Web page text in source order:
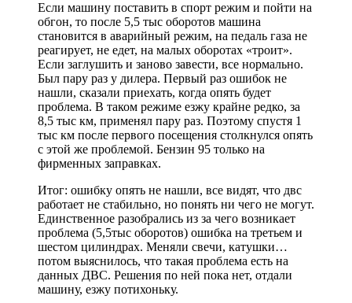
Если машину поставить в спорт режим и пойти на
обгон, то после 5,5 тыс оборотов машина
становится в аварийный режим, на педаль газа не
реагирует, не едет, на малых оборотах «троит».
Если заглушить и заново завести, все нормально.
Был пару раз у дилера. Первый раз ошибок не
нашли, сказали приехать, когда опять будет
проблема. В таком режиме езжу крайне редко, за
8,5 тыс км, применял пару раз. Поэтому спустя 1
тыс км после первого посещения столкнулся опять
с этой же проблемой. Бензин 95 только на
фирменных заправках.
Итог: ошибку опять не нашли, все видят, что двс
работает не стабильно, но понять ни чего не могут.
Единственное разобрались из за чего возникает
проблема (5,5тыс оборотов) ошибка на третьем и
шестом цилиндрах. Меняли свечи, катушки…
потом выяснилось, что такая проблема есть на
данных ДВС. Решения по ней пока нет, отдали
машину, езжу потихоньку.